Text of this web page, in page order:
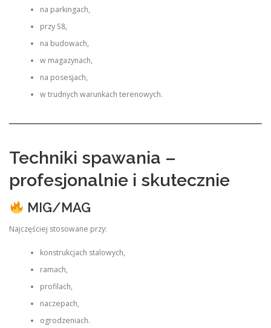
na parkingach,
przy S8,
na budowach,
w magazynach,
na posesjach,
w trudnych warunkach terenowych.
Techniki spawania –
profesjonalnie i skutecznie
MIG/MAG
Najczęściej stosowane przy:
konstrukcjach stalowych,
ramach,
profilach,
naczepach,
ogrodzeniach.